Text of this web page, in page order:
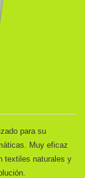
para su
Muy eficaz
textiles naturales y